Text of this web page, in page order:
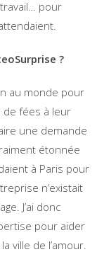
pour
?
au monde pour
de fées à leur
une demande
étonnée
à Paris pour
n’existait
J’ai donc
pour aider
ville de l’amour.